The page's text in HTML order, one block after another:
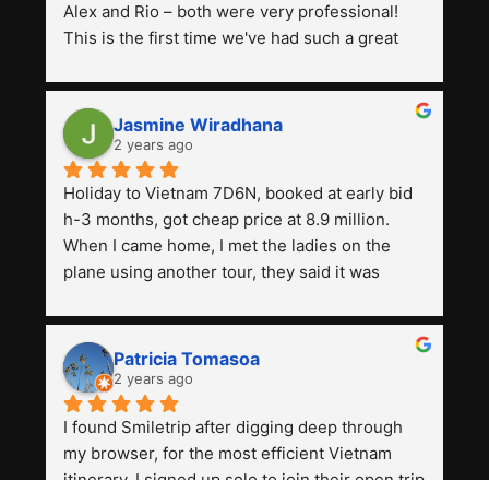
Alex and Rio – both were very professional!
This is the first time we've had such a great
compared to the previous ones we've used.
Jasmine Wiradhana
2 years ago
Holiday to Vietnam 7D6N, booked at early bid
h-3 months, got cheap price at 8.9 million.
When I came home, I met the ladies on the
plane using another tour, they said it was
tourist attractions and facilities are all the
same. The smile trip is really worth it, the
guide is helpful, humble and friendly. Next, I
want to try another trip, Smiletrip. Thank you
Patricia Tomasoa
2 years ago
I found Smiletrip after digging deep through
my browser, for the most efficient Vietnam